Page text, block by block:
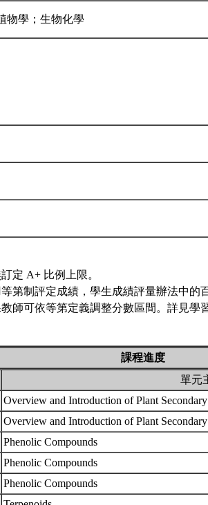
物學；生物化學
定 A+ 比例上限。
第制評定成績，學生成績評量辦法中的
師可依等第定義調整分數區間。詳見學
課程進度
單元
Overview and Introduction of Plant
Overview and Introduction of Plant
Phenolic Compounds
Phenolic Compounds
Phenolic Compounds